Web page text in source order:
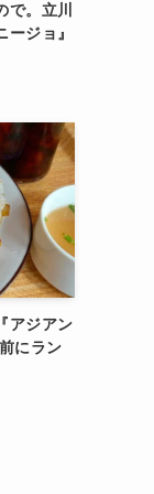
で。立川
ジョ』
アジアン
にラン